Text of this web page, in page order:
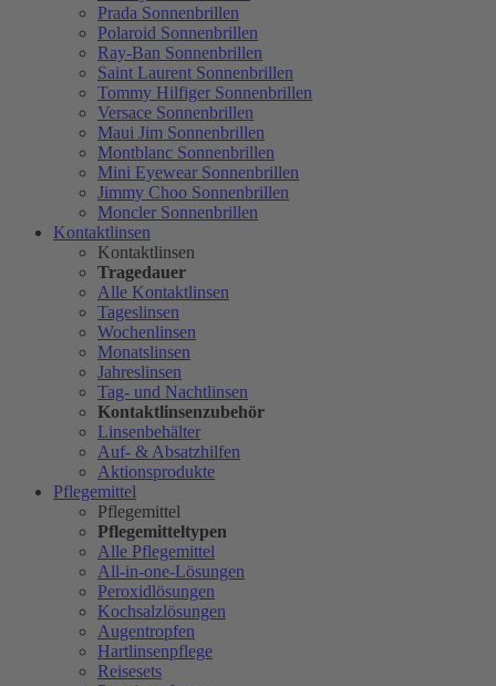
Prada Sonnenbrillen
Polaroid Sonnenbrillen
Ray-Ban Sonnenbrillen
Saint Laurent Sonnenbrillen
Tommy Hilfiger Sonnenbrillen
Versace Sonnenbrillen
Maui Jim Sonnenbrillen
Montblanc Sonnenbrillen
Mini Eyewear Sonnenbrillen
Jimmy Choo Sonnenbrillen
Moncler Sonnenbrillen
Kontaktlinsen
Kontaktlinsen
Tragedauer
Alle Kontaktlinsen
Tageslinsen
Wochenlinsen
Monatslinsen
Jahreslinsen
Tag- und Nachtlinsen
Kontaktlinsenzubehör
Linsenbehälter
Auf- & Absatzhilfen
Aktionsprodukte
Pflegemittel
Pflegemittel
Pflegemitteltypen
Alle Pflegemittel
All-in-one-Lösungen
Peroxidlösungen
Kochsalzlösungen
Augentropfen
Hartlinsenpflege
Reisesets